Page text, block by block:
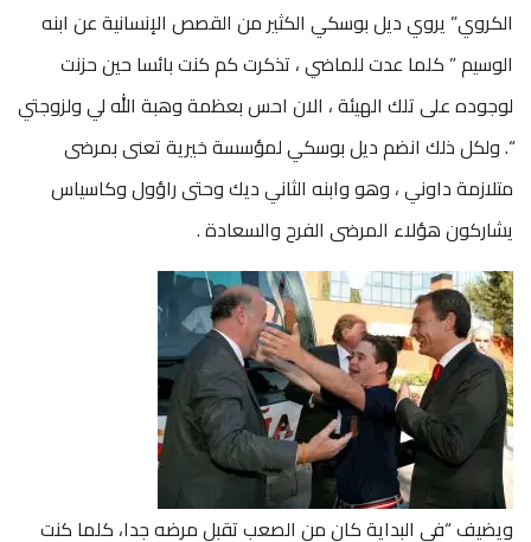
الكروي” يروي ديل بوسكي الكثير من القصص الإنسانية عن ابنه
الوسيم ” كلما عدت للماضي ، تذكرت كم كنت بائسا حين حزنت
لوجوده على تلك الهيئة ، الان احس بعظمة وهبة الله لي ولزوجتي
“. ولكل ذلك انضم ديل بوسكي لمؤسسة خيرية تعنى بمرضى
متلازمة داوني ، وهو وابنه الثاني ديك وحتى راؤول وكاسياس
يشاركون هؤلاء المرضى الفرح والسعادة .
ويضيف “في البداية كان من الصعب تقبل مرضه جدا، كلما كنت